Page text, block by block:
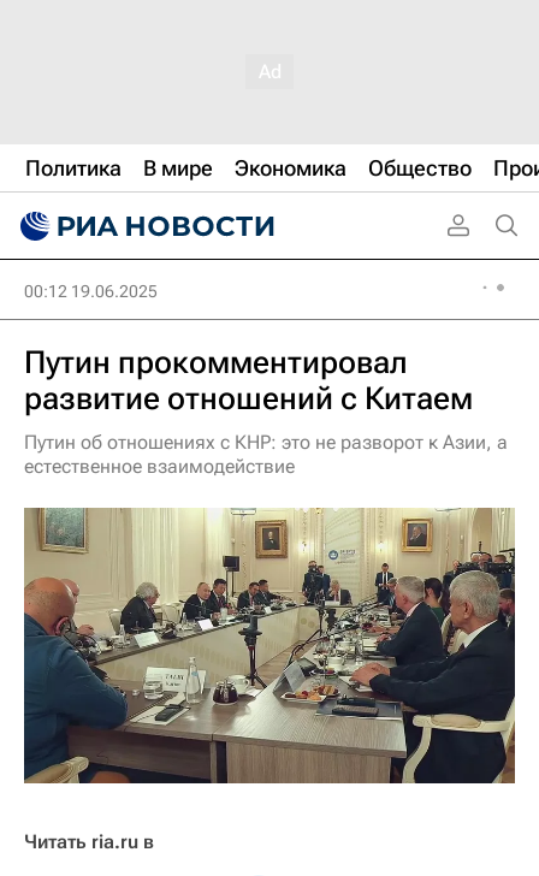
Политика В мире Экономика Общество
00:12 19.06.2025
Путин прокомментировал
развитие отношений с Китаем
Путин об отношениях с КНР: это не разворот к Азии, а
естественное взаимодействие
Читать ria.ru в